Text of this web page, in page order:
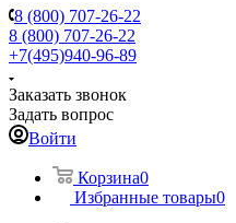
8 (800) 707-26-22
8 (800) 707-26-22
+7(495)940-96-89
Заказать звонок
Задать вопрос
Войти
Корзина0
Избранные товары0